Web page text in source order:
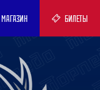
МАГАЗИН БИЛЕТЫ